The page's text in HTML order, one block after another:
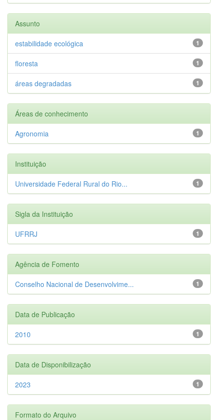
Assunto
1
estabilidade ecológica
1
floresta
1
áreas degradadas
Áreas de conhecimento
1
Agronomia
Instituição
1
Universidade Federal Rural do Rio...
Sigla da Instituição
1
UFRRJ
Agência de Fomento
1
Conselho Nacional de Desenvolvime...
Data de Publicação
1
2010
Data de Disponibilização
1
2023
Formato do Arquivo